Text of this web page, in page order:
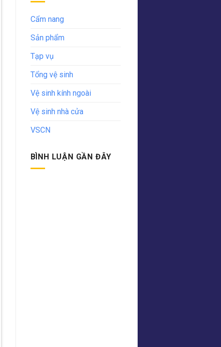
Cẩm nang
Sản phẩm
Tạp vụ
Tổng vệ sinh
Vệ sinh kính ngoài
Vệ sinh nhà cửa
VSCN
BÌNH LUẬN GẦN ĐÂY